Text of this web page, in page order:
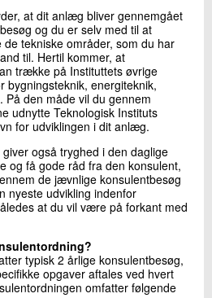
at dit anlæg bliver gennemgået
og du er selv med til at
tekniske områder, som du har
til. Hertil kommer, at
trække på Instituttets øvrige
bygningsteknik, energiteknik,
På den måde vil du gennem
udnytte Teknologisk Instituts
for udviklingen i dit anlæg.
også tryghed i den daglige
og få gode råd fra den konsulent,
de jævnlige konsulentbesøg
nyeste udvikling indenfor
at du vil være på forkant med
typisk 2 årlige konsulentbesøg,
opgaver aftales ved hvert
omfatter følgende